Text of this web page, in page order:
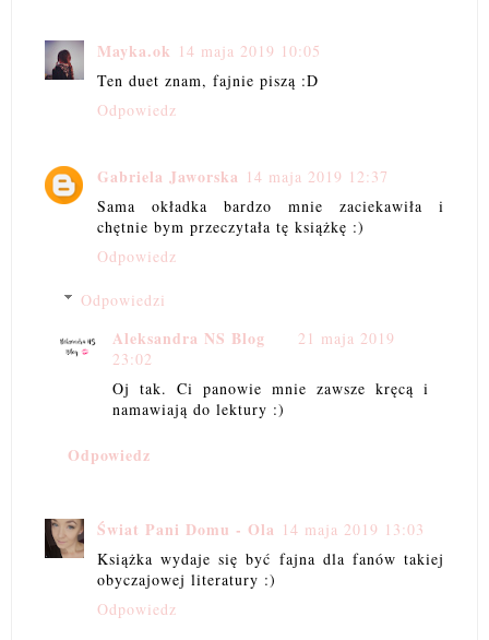
Mayka.ok 14 maja 2019 10:05
Ten duet znam, fajnie piszą :D
Odpowiedz
Gabriela Jaworska 14 maja 2019 12:37
Sama okładka bardzo mnie zaciekawiła i
chętnie bym przeczytała tę książkę :)
Odpowiedz
Odpowiedzi
Aleksandra NS Blog
21 maja 2019
23:02
Oj tak. Ci panowie mnie zawsze kręcą i
namawiają do lektury :)
Odpowiedz
Świat Pani Domu - Ola 14 maja 2019 13:03
Książka wydaje się być fajna dla fanów takiej
obyczajowej literatury :)
Odpowiedz